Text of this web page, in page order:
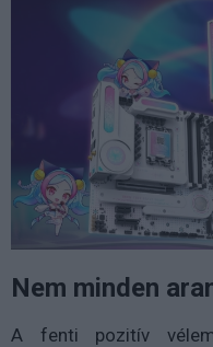
Nem minden
A fenti pozitív